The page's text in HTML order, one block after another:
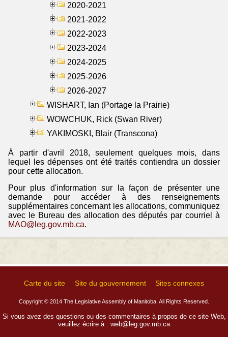
2020-2021
2021-2022
2022-2023
2023-2024
2024-2025
2025-2026
2026-2027
WISHART, Ian (Portage la Prairie)
WOWCHUK, Rick (Swan River)
YAKIMOSKI, Blair (Transcona)
À partir d'avril 2018, seulement quelques mois, dans
lequel les dépenses ont été traités contiendra un dossier
pour cette allocation.
Pour plus d'information sur la façon de présenter une
demande pour accéder à des renseignements
supplémentaires concernant les allocations, communiquez
avec le Bureau des allocation des députés par courriel à
MAO@leg.gov.mb.ca.
Carte du site Site du gouvernement Sites connexes
Copyright © 2014 The Legislative Assembly of Manitoba, All Rights Reserved.
Si vous avez des questions ou des commentaires à propos de ce site Web,
veuillez écrire à : web@leg.gov.mb.ca